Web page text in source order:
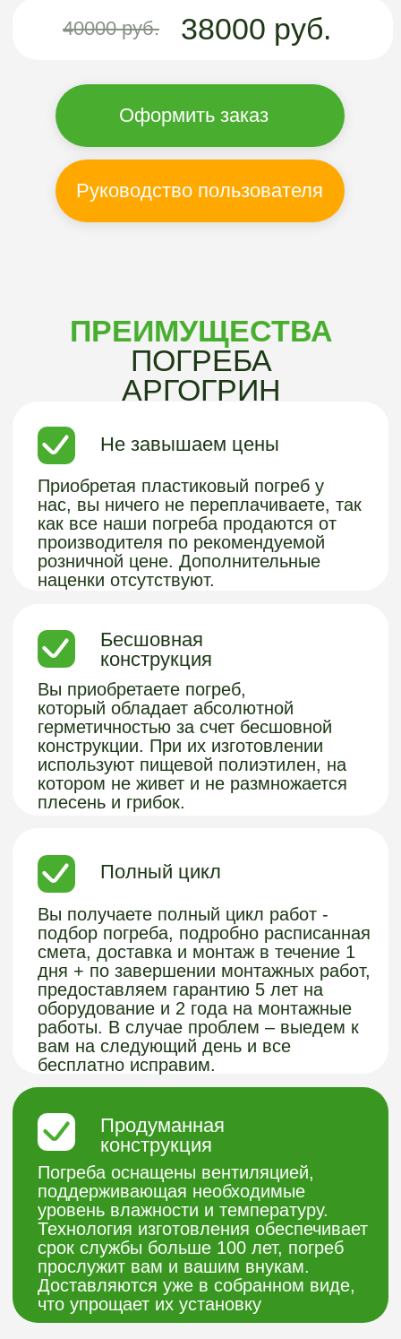
ПРЕИМУЩЕСТВА
АРГОГРИН
Не завышаем цены
нас, вы ничего не переплачиваете, так
как все наши погреба продаются от
производителя по рекомендуемой
розничной цене. Дополнительные
наценки отсутствуют.
Полный цикл
Вы получаете полный цикл работ -
смета, доставка и монтаж в течение 1
дня + по завершении монтажных работ,
предоставляем гарантию 5 лет на
оборудование и 2 года на монтажные
работы. В случае проблем – выедем к
вам на следующий день и все
бесплатно исправим.
герметичностью за счет бесшовной
конструкции. При их изготовлении
используют пищевой полиэтилен, на
котором не живет и не размножается
плесень и грибок.
Погреба оснащены вентиляцией,
поддерживающая необходимые
уровень влажности и температуру.
Технология изготовления обеспечивает
срок службы больше 100 лет, погреб
прослужит вам и вашим внукам.
Доставляются уже в собранном виде,
что упрощает их установку
ВАШ КОМФОРТ
ЗАГОРОДОМ - НАША
СПЕЦИАЛИЗАЦИЯ!
Хотите узнать подробнее о нашей
продукции из пластика или получить
Заполните форму и мы с вами
свяжемся.
Получить консультацию